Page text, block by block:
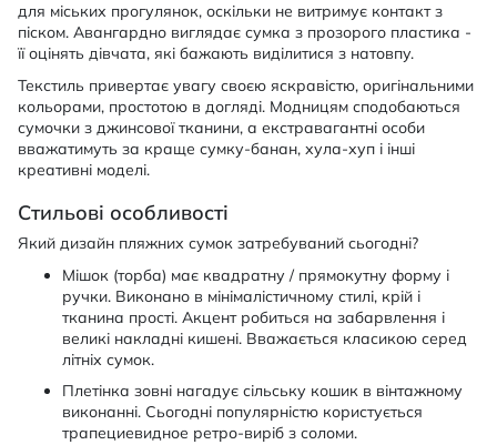
для міських прогулянок, оскільки не витримує контакт з
піском. Авангардно виглядає сумка з прозорого пластика -
її оцінять дівчата, які бажають виділитися з натовпу.
Текстиль привертає увагу своєю яскравістю, оригінальними
кольорами, простотою в догляді. Модницям сподобаються
сумочки з джинсової тканини, а екстравагантні особи
вважатимуть за краще сумку-банан, хула-хуп і інші
креативні моделі.
Стильові особливості
Який дизайн пляжних сумок затребуваний сьогодні?
Мішок (торба) має квадратну / прямокутну форму і
ручки. Виконано в мінімалістичному стилі, крій і
тканина прості. Акцент робиться на забарвлення і
великі накладні кишені. Вважається класикою серед
літніх сумок.
Плетінка зовні нагадує сільську кошик в вінтажному
виконанні. Сьогодні популярністю користується
трапециевидное ретро-виріб з соломи.